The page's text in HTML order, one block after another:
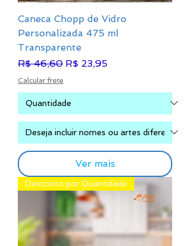
Caneca Chopp de Vidro
Personalizada 475 ml
Transparente
Preço normal
R$ 46,60 Preço promocional
R$ 23,95
Calcular frete
Ver mais
Desconto por Quantidade